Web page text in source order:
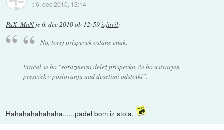
::6. dec 2010, 13:14
PaX_MaNje6. dec 2010 ob 12:59izjavil:
No, torej prispevek ostane enak.
Vračal se bo "sorazmerni delež prispevka, če bo ustvarjen
presežek v poslovanju nad desetimi odstotki".
Hahahahahahaha......padel bom iz stola.